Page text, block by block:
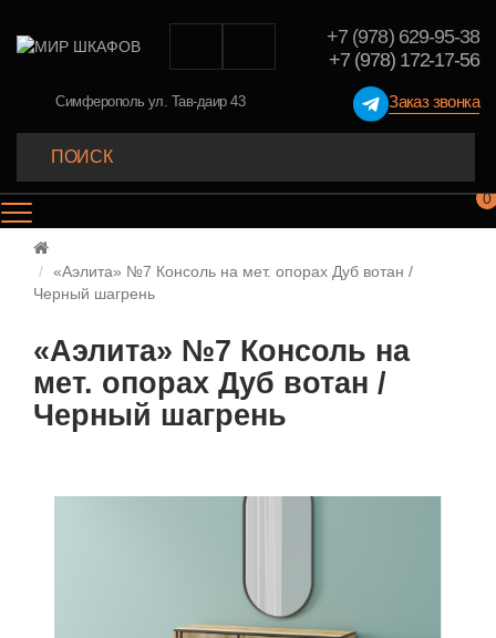
+7 (978) 629-95-38
+7 (978) 172-17-56
Заказ звонка
Симферополь ул. Тав-даир 43
0
«Аэлита» №7 Консоль на мет. опорах Дуб вотан /
Черный шагрень
«Аэлита» №7 Консоль на
мет. опорах Дуб вотан /
Черный шагрень